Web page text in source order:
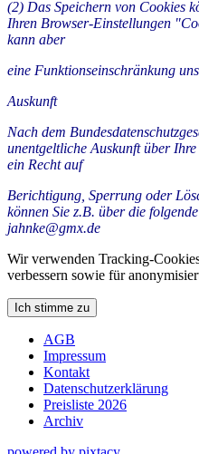
(2) Das Speichern von Cookies
Ihren Browser-Einstellungen
kann aber
eine Funktionseinschränkung
Auskunft
Nach dem
unentgeltliche Auskunft über
ein Recht auf
Berichtigung, Sperrung oder
können Sie z.B. über die
jahnke@gmx.de
Wir verwenden Tracking-
verbessern sowie für
Ich stimme zu
AGB
Impressum
Kontakt
Datenschutzerklärung
Preisliste 2026
Archiv